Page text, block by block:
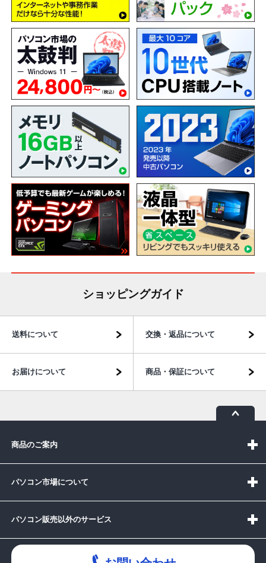
ショッピングガイド
送料について 交換・返品について
お届けについて 商品・保証について
商品のご案内
パソコン市場について
パソコン販売以外のサービス